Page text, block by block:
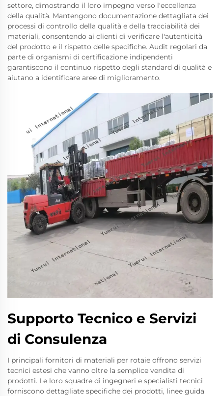
settore, dimostrando il loro impegno verso l'eccellenza
della qualità. Mantengono documentazione dettagliata dei
processi di controllo della qualità e della tracciabilità dei
materiali, consentendo ai clienti di verificare l'autenticità
del prodotto e il rispetto delle specifiche. Audit regolari da
parte di organismi di certificazione indipendenti
garantiscono il continuo rispetto degli standard di qualità e
aiutano a identificare aree di miglioramento.
Supporto Tecnico e Servizi
di Consulenza
I principali fornitori di materiali per rotaie offrono servizi
tecnici estesi che vanno oltre la semplice vendita di
prodotti. Le loro squadre di ingegneri e specialisti tecnici
forniscono dettagliate specifiche dei prodotti, linee guida